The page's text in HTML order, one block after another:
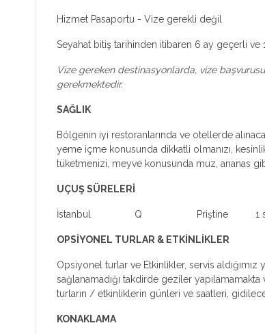
Hizmet Pasaportu - Vize gerekli değil
Seyahat bitiş tarihinden itibaren 6 ay geçerli ve
Vize gereken destinasyonlarda, vize
gerekmektedir.
SAĞLIK
Bölgenin iyi restoranlarında ve otellerde
yeme içme konusunda dikkatli olmanızı,
tüketmenizi, meyve konusunda muz, ananas
UÇUŞ SÜRELERİ
İstanbul Q Priştine 1 sa
OPSİYONEL TURLAR & ETKİNLİKLER
Opsiyonel turlar ve Etkinlikler, servis aldığımız
sağlanamadığı takdirde geziler
turların / etkinliklerin günleri ve saatleri,
KONAKLAMA